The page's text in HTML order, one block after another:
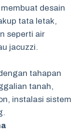
desain
tata letak,
seperti air
jacuzzi.
tahapan
tanah,
instalasi sistem